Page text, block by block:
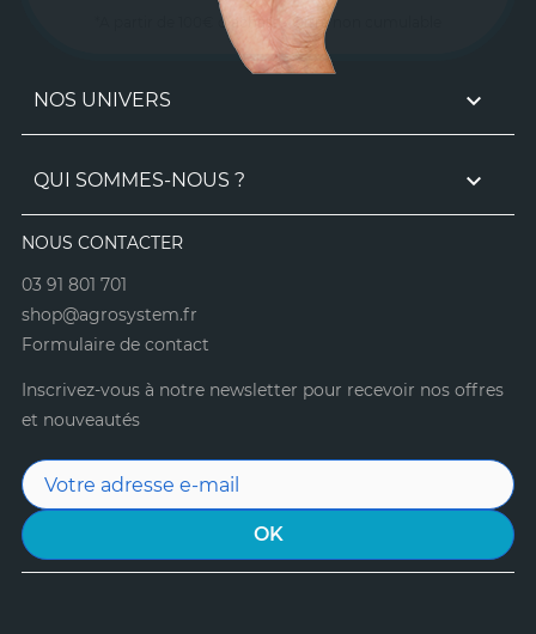
NOS UNIVERS 
QUI SOMMES-NOUS ? 
NOUS CONTACTER
03 91 801 701
shop@agrosystem.fr
Formulaire de contact
Inscrivez-vous à notre newsletter pour recevoir nos offres
et nouveautés
*A partir de 100€ d’achats - Offre non cumulable